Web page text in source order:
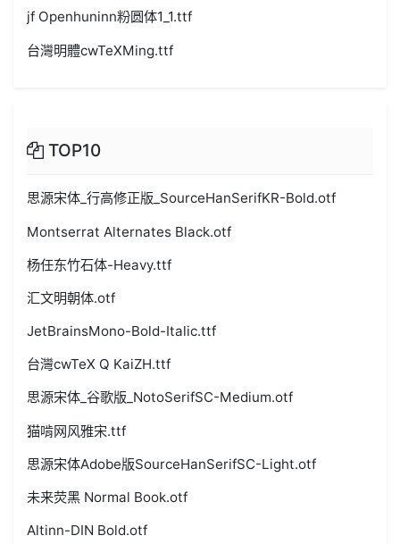
jf Openhuninn粉圆体1_1.ttf
台灣明體cwTeXMing.ttf
TOP10
思源宋体_行高修正版_SourceHanSerifKR-Bold.otf
Montserrat Alternates Black.otf
杨任东竹石体-Heavy.ttf
汇文明朝体.otf
JetBrainsMono-Bold-Italic.ttf
台灣cwTeX Q KaiZH.ttf
思源宋体_谷歌版_NotoSerifSC-Medium.otf
猫啃网风雅宋.ttf
思源宋体Adobe版SourceHanSerifSC-Light.otf
未来荧黑 Normal Book.otf
Altinn-DIN Bold.otf